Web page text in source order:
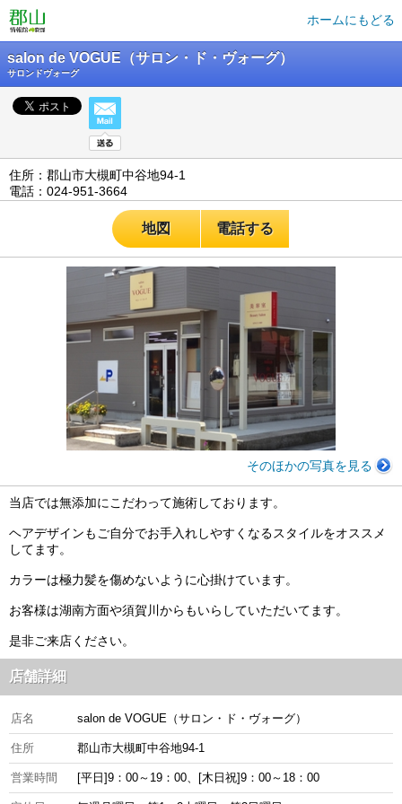
ホームにもどる
salon de VOGUE（サロン・ド・ヴォーグ）
サロンドヴォーグ
住所：郡山市大槻町中谷地94-1
電話：024-951-3664
地図 電話する
そのほかの写真を見る
当店では無添加にこだわって施術しております。
ヘアデザインもご自分でお手入れしやすくなるスタイルをオススメ
してます。
カラーは極力髪を傷めないように心掛けています。
お客様は湖南方面や須賀川からもいらしていただいてます。
是非ご来店ください。
店舗詳細
店名 salon de VOGUE（サロン・ド・ヴォーグ）
住所 郡山市大槻町中谷地94-1
営業時間 [平日]9：00～19：00、[木日祝]9：00～18：00